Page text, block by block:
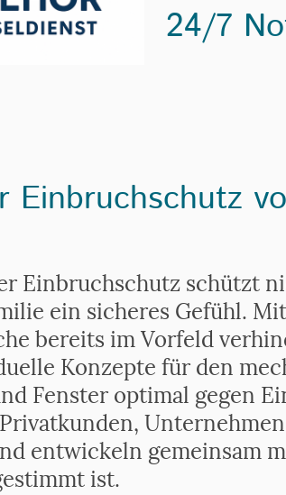
24/7
Einbruchschutz
Einbruchschutz schützt
ein sicheres Gefühl.
bereits im Vorfeld
Konzepte für den
Fenster optimal gegen
entwickeln gemeinsam
ist.